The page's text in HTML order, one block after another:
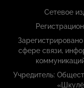
Сетевое
сфере связи,
Учредитель: